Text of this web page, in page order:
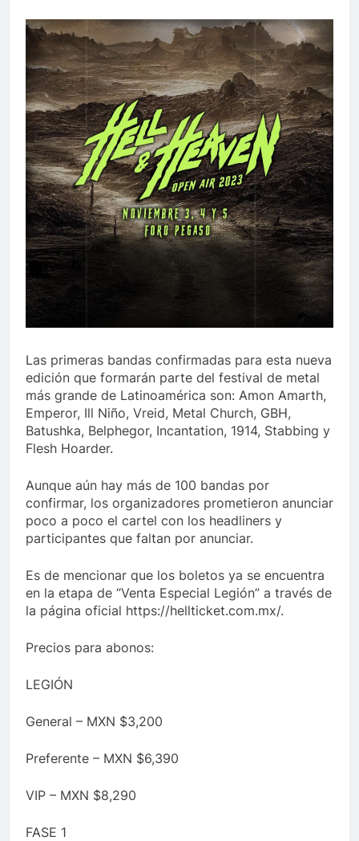
Las primeras bandas confirmadas para esta nueva
edición que formarán parte del festival de metal
más grande de Latinoamérica son: Amon Amarth,
Emperor, Ill Niño, Vreid, Metal Church, GBH,
Batushka, Belphegor, Incantation, 1914, Stabbing y
Flesh Hoarder.
Aunque aún hay más de 100 bandas por
confirmar, los organizadores prometieron anunciar
poco a poco el cartel con los headliners y
participantes que faltan por anunciar.
Es de mencionar que los boletos ya se encuentra
en la etapa de “Venta Especial Legión” a través de
la página oficial https://hellticket.com.mx/.
Precios para abonos:
LEGIÓN
General – MXN $3,200
Preferente – MXN $6,390
VIP – MXN $8,290
FASE 1